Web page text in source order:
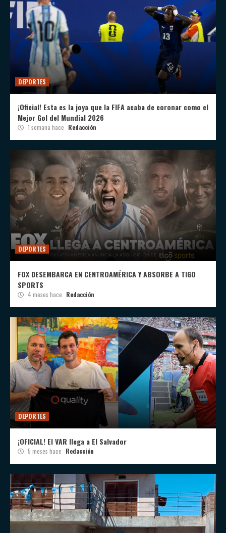
DEPORTES
¡Oficial! Esta es la joya que la FIFA acaba de coronar como el
Mejor Gol del Mundial 2026
1 semana hace Redacción
DEPORTES
FOX DESEMBARCA EN CENTROAMÉRICA Y ABSORBE A TIGO
SPORTS
4 meses hace Redacción
DEPORTES
¡OFICIAL! El VAR llega a El Salvador
5 meses hace Redacción